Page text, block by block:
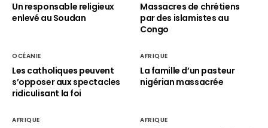
Un responsable religieux
enlevé au Soudan
Massacres de chrétiens
par des islamistes au
Congo
OCÉANIE
Les catholiques peuvent
s’opposer aux spectacles
ridiculisant la foi
AFRIQUE
La famille d’un pasteur
nigérian massacrée
AFRIQUE AFRIQUE